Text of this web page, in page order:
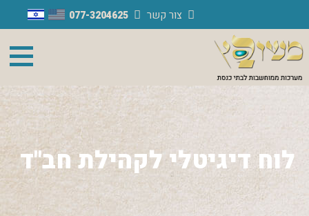
אל
תוכן
העמוד
צור קשר
לוח דיגיטלי לקהילת חב"ד
> המוצרים שלנו לוח דיגיטלי לקהילת חב"ד